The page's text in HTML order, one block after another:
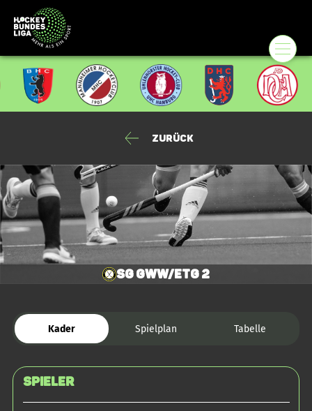
Zurück
SG GWW/ETG 2
Kader Spielplan Tabelle
Spieler